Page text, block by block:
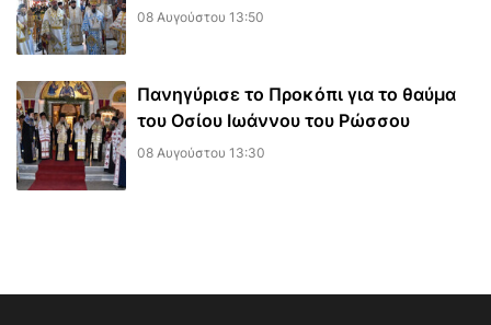
08 Αυγούστου 13:50
Πανηγύρισε το Προκόπι για το θαύμα
του Οσίου Ιωάννου του Ρώσσου
08 Αυγούστου 13:30